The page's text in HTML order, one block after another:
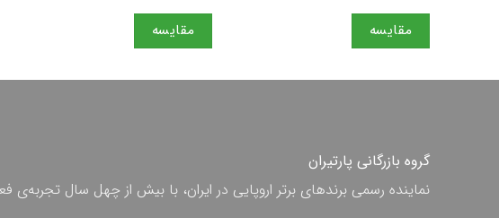
مقایسه مقایسه
گروه بازرگانی پارتیران
نماینده رسمی برندهای برتر اروپایی در ایران، با بیش از چهل سال